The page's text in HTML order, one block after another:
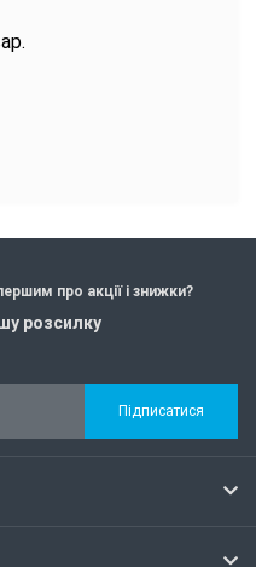
про акції і знижки?
розсилку
Підписатися